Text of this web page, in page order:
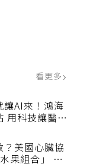
看更多
讓AI來！鴻海
用科技讓醫療
？美國心臟協
果組合」 酪